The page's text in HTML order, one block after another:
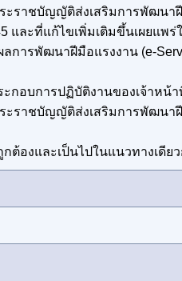
ะราชบัญญัติส่งเสริมการพัฒนา
และที่แก้ไขเพิ่มเติมขึ้นเผยแพร่
ลการพัฒนาฝีมือแรงงาน (e-
ะกอบการปฏิบัติงานของเจ้าหน้
ะราชบัญญัติส่งเสริมการพัฒนา
กต้องและเป็นไปในแนวทางเดีย